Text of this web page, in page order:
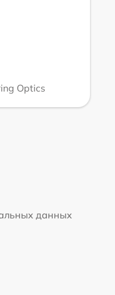
Optics
данных